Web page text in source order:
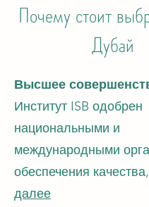
Почему стоит
Дубай
Высшее
Институт ISB одобрен
национальными и
международными
обеспечения качества,
далее